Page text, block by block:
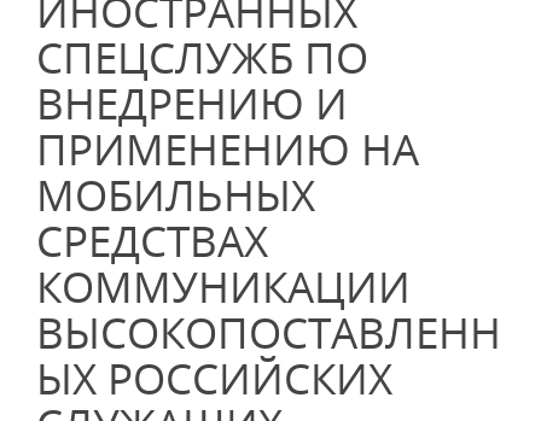
ИНОСТРАННЫХ
СПЕЦСЛУЖБ ПО
ВНЕДРЕНИЮ И
ПРИМЕНЕНИЮ НА
МОБИЛЬНЫХ
СРЕДСТВАХ
КОММУНИКАЦИИ
ВЫСОКОПОСТАВЛЕНН
ЫХ РОССИЙСКИХ